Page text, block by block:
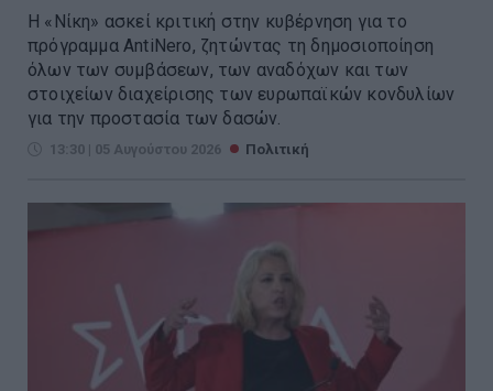
Η «Νίκη» ασκεί κριτική στην κυβέρνηση για το
πρόγραμμα AntiNero, ζητώντας τη δημοσιοποίηση
όλων των συμβάσεων, των αναδόχων και των
στοιχείων διαχείρισης των ευρωπαϊκών κονδυλίων
για την προστασία των δασών.
13:30 | 05 Αυγούστου 2026 Πολιτική